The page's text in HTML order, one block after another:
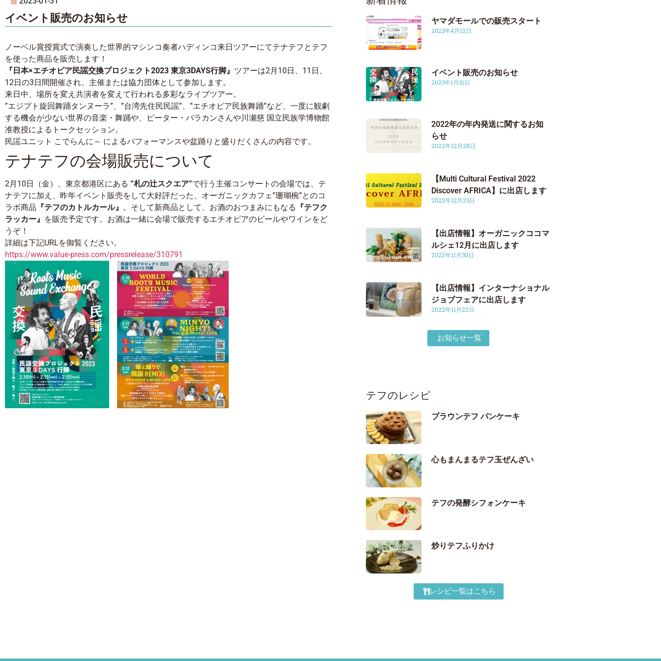
イベント販売のお知らせ
ノーベル賞授賞式で演奏した世界的マシンコ奏者ハディンコ来日ツアーにてテナテフとテフ
を使った商品を販売します！
『日本×エチオピア民謡交換プロジェクト2023 東京3DAYS行脚』 ツアーは2月10日、11日、
12日の3日間開催され、主催または協力団体として参加します。
来日中、場所を変え共演者を変えて行われる多彩なライブツアー。
”エジプト旋回舞踊タンヌーラ”、”台湾先住民民謡”、”エチオピア民族舞踊”など、一度に観劇
する機会が少ない世界の音楽・舞踊や、ピーター・バラカンさんや川瀬慈 国立民族学博物館
准教授によるトークセッション。
民謡ユニット こでらんに～ によるパフォーマンスや盆踊りと盛りだくさんの内容です。
テナテフの会場販売について
2月10日（金）、東京都港区にある ”札の辻スクエア”で行う主催コンサートの会場では、テ
ナテフに加え、昨年イベント販売をして大好評だった、オーガニックカフェ”珊瑚椀”とのコ
ラボ商品 『テフのカトルカール』 。そして新商品として、お酒のおつまみにもなる 『テフク
ラッカー』 を販売予定です。お酒は一緒に会場で販売するエチオピアのビールやワインをど
うぞ！
詳細は下記URLを御覧ください。
https://www.value-press.com/pressrelease/310791
ヤマダモールでの販売スタート
2023年4月12日
イベント販売のお知らせ
2023年1月31日
2022年の年内発送に関するお知
らせ
2022年12月28日
【Multi Cultural Festival 2022
Discover AFRICA】に出店します
2022年12月23日
【出店情報】オーガニックココマ
ルシェ12月に出店します
2022年11月30日
【出店情報】インターナショナル
ジョブフェアに出店します
2022年11月22日
お知らせ一覧
テフのレシピ
ブラウンテフ パンケーキ
心もまんまるテフ玉ぜんざい
テフの発酵シフォンケーキ
炒りテフふりかけ
レシピ一覧はこちら